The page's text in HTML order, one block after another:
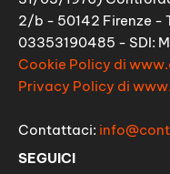
2/b - 50142 Firenze -
03353190485 - SDI:
Cookie Policy di
Privacy Policy di
Contattaci:
SEGUICI